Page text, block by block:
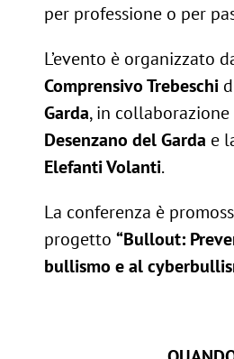
per professione o per
L’evento è organizzato
Comprensivo Trebeschi
Garda, in
Desenzano del Garda e
Elefanti Volanti.
La conferenza è
progetto“Bullout:
bullismo e al